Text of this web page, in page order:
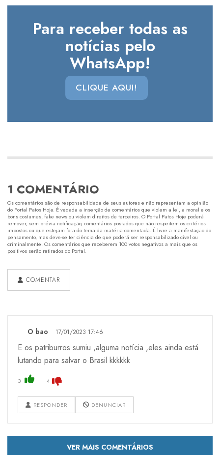
Para receber todas as
notícias pelo
WhatsApp!
CLIQUE AQUI!
1 COMENTÁRIO
Os comentários são de responsabilidade de seus autores e não representam a opinião
do Portal Patos Hoje. É vedada a inserção de comentários que violem a lei, a moral e os
bons costumes, fake news ou violem direitos de terceiros. O Portal Patos Hoje poderá
remover, sem prévia notificação, comentários postados que não respeitem os critérios
impostos ou que estejam fora do tema da matéria comentada. É livre a manifestação do
pensamento, mas deve-se ter ciência de que poderá ser responsabilizado cível ou
criminalmente! Os comentários que receberem 100 votos negativos a mais que os
positivos serão retirados do Portal.
COMENTAR
O bao 17/01/2023 17:46
E os patriburros sumiu ,alguma notícia ,eles ainda está
lutando para salvar o Brasil kkkkkk
3 4
RESPONDER DENUNCIAR
VER MAIS COMENTÁRIOS